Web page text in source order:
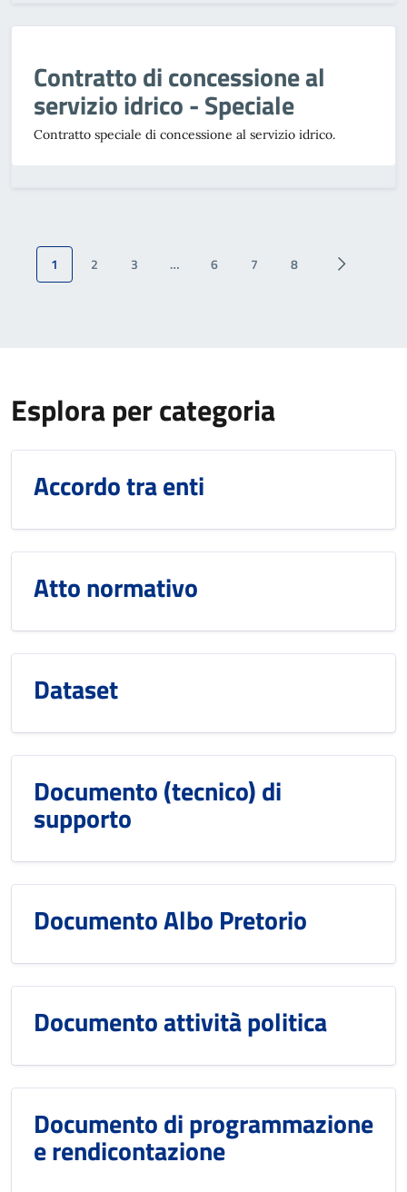
Contratto di concessione al
servizio idrico - Speciale
Contratto speciale di concessione al servizio idrico.
1 2 3 … 6 7 8
Esplora per categoria
Accordo tra enti
Atto normativo
Dataset
Documento (tecnico) di
supporto
Documento Albo Pretorio
Documento attività politica
Documento di programmazione
e rendicontazione